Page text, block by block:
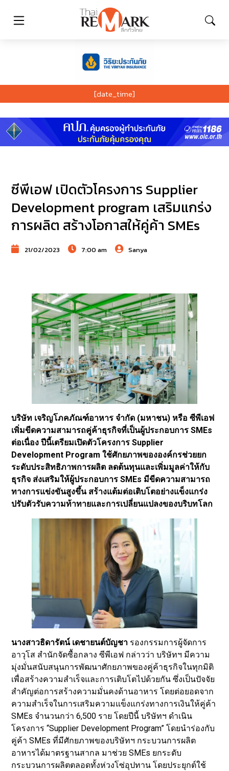
[date_time]
ซีพีเอฟ เปิดตัวโครงการ Supplier
Development program เสริมแกร่ง
การผลิต สร้างโอกาสให้คู่ค้า SMEs
21/02/2023 7:00 am Sanya
บริษัท เจริญโภคภัณฑ์อาหาร จำกัด (มหาชน) หรือ ซีพีเอฟ
เพิ่มขีดความสามารถคู่ค้าธุรกิจที่เป็นผู้ประกอบการ SMEs
ต่อเนื่อง ปีนี้เตรียมเปิดตัวโครงการ Supplier
Development Program ใช้ศักยภาพขององค์กรช่วยยก
ระดับประสิทธิภาพการผลิต ลดต้นทุนและเพิ่มมูลค่าให้กับ
ธุรกิจ ส่งเสริมให้ผู้ประกอบการ SMEs มีขีดความสามารถ
ทางการแข่งขันสูงขึ้น สร้างแต้มต่อเติบโตอย่างแข็งแกร่ง
ปรับตัวรับความท้าทายและการเปลี่ยนแปลงของบริบทโลก
นางสาวธิดารัตน์ เดชายนต์บัญชา รองกรรมการผู้จัดการ
อาวุโส สำนักจัดซื้อกลาง ซีพีเอฟ กล่าวว่า บริษัทฯ มีความ
มุ่งมั่นสนับสนุนการพัฒนาศักยภาพของคู่ค้าธุรกิจในทุกมิติ
เพื่อสร้างความสำเร็จและการเติบโตไปด้วยกัน ซึ่งเป็นปัจจัย
สำคัญต่อการสร้างความมั่นคงด้านอาหาร โดยต่อยอดจาก
ความสำเร็จในการเสริมความแข็งแกร่งทางการเงินให้คู่ค้า
SMEs จำนวนกว่า 6,500 ราย โดยปีนี้ บริษัทฯ ดำเนิน
โครงการ “Supplier Development Program” โดยนำร่องกับ
คู่ค้า SMEs ที่มีศักยภาพของบริษัทฯ กระบวนการผลิต
อาหารได้มาตรฐานสากล มาช่วย SMEs ยกระดับ
กระบวนการผลิตตลอดทั้งห่วงโซ่อุปทาน โดยประยุกต์ใช้